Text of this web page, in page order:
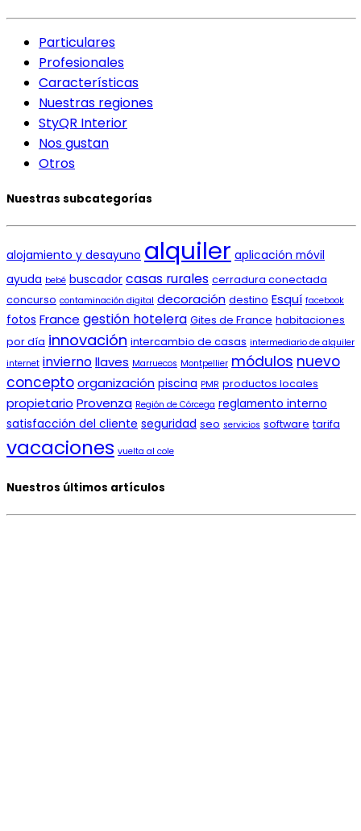
Particulares
Profesionales
Características
Nuestras regiones
StyQR Interior
Nos gustan
Otros
Nuestras subcategorías
alojamiento y desayuno alquiler aplicación móvil
ayuda bebé buscador casas rurales cerradura conectada
concurso contaminación digital decoración destino Esquí facebook
fotos France gestión hotelera Gites de France habitaciones
por día innovación intercambio de casas intermediario de alquiler
internet inviernollaves Marruecos Montpellier módulos nuevo
conceptoorganización piscina PMR productos locales
propietario Provenza Región de Córcega reglamento interno
satisfacción del cliente seguridad seo servicios software tarifa
vacaciones vuelta al cole
Nuestros últimos artículos